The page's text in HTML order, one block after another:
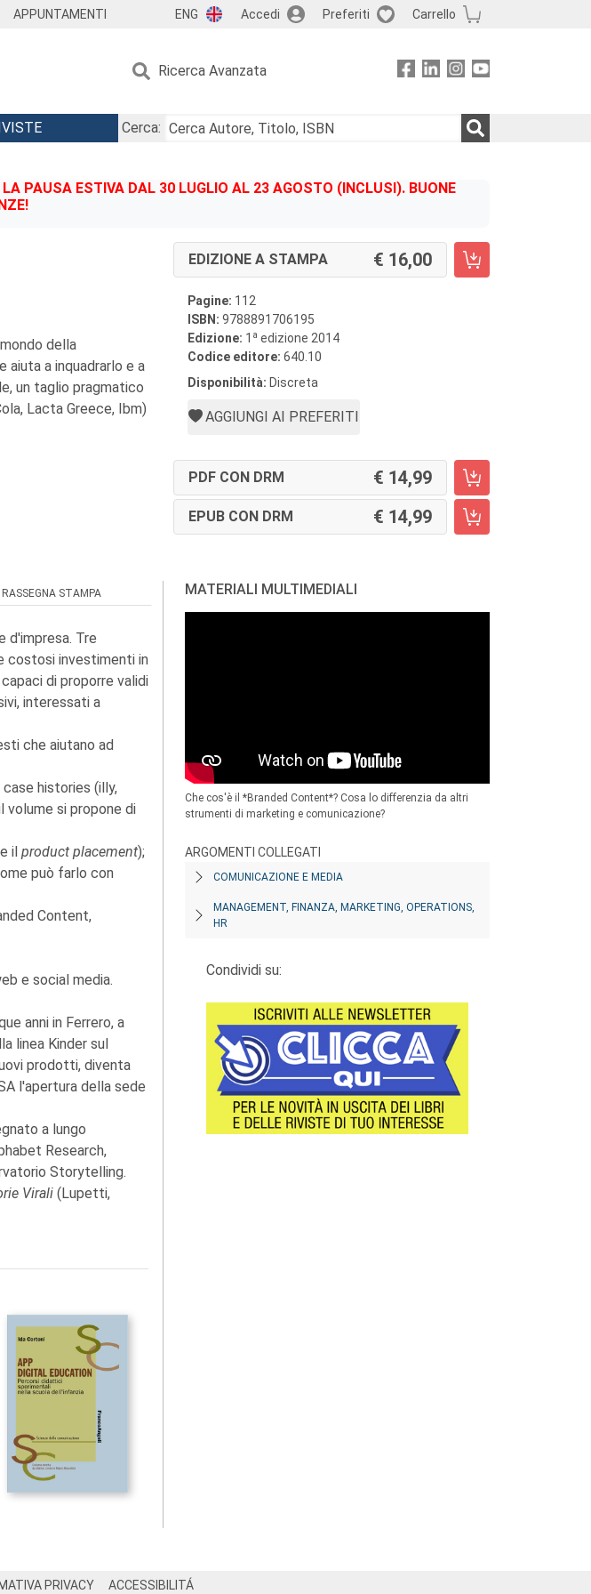
APPUNTAMENTI ENG Accedi Preferiti Carrello
Ricerca Avanzata
Cerca:
PAUSA ESTIVA DAL 30 LUGLIO AL 23 AGOSTO (INCLUSI). BUONE
della
aiuta a inquadrarlo e a
un taglio pragmatico
Lacta Greece, Ibm)
EDIZIONE A STAMPA 16,00
Pagine: 112
ISBN: 9788891706195
Edizione: 1 a edizione 2014
Codice editore: 640.10
Disponibilità: Discreta
AGGIUNGI AI PREFERITI
PDF CON DRM 14,99
EPUB CON DRM 14,99
RASSEGNA STAMPA
d'impresa. Tre
costosi investimenti in
di proporre validi
interessati a
che aiutano ad
histories (illy,
volume si propone di
il product placement);
può farlo con
Content,
e social media.
anni in Ferrero, a
linea Kinder sul
prodotti, diventa
l'apertura della sede
a lungo
Research,
Storytelling.
Virali (Lupetti,
MATERIALI MULTIMEDIALI
Che cos'è il *Branded Content*? Cosa lo differenzia da altri
strumenti di marketing e comunicazione?
ARGOMENTI COLLEGATI
COMUNICAZIONE E MEDIA
MANAGEMENT, FINANZA, MARKETING, OPERATIONS,
HR
Condividi su:
PRIVACY ACCESSIBILITÁ